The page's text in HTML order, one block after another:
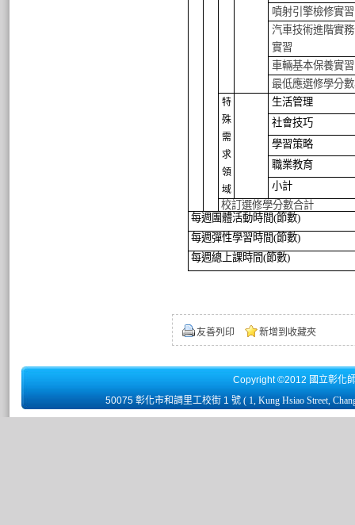
噴射引擎檢修實習
汽車技術進階實
實習
車輛基本保養實習
最低應選修學分
特
殊
需
求
領
域
生活管理
社會技巧
學習策略
職業教育
小計
校訂選修學分數合計
每週 團體活動時間(節數)
每週彈性學習時間(節數)
每週總上課時間(節數)
友善列印 新增到收藏夾
Copyright ©2012 國立彰化
50075 彰化市和調里工校街 1 號 ( 1, Kung Hsiao Street,